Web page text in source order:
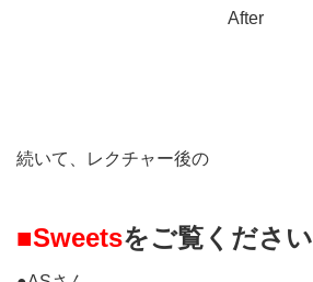
After
続いて、レクチャー後の
■Sweetsをご覧ください